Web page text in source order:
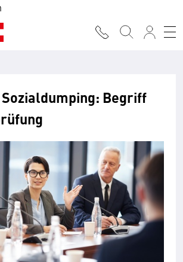
Begriff